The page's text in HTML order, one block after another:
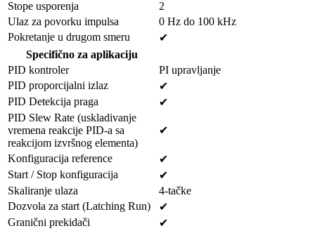
Stope usporenja
2
Ulaz za povorku impulsa
0 Hz do 100 kHz
Pokretanje u drugom smeru
✔
Specifično za aplikaciju
PID kontroler
PI upravljanje
PID proporcijalni izlaz
✔
PID Detekcija praga
✔
PID Slew Rate (uskladivanje
vremena reakcije PID-a sa
reakcijom izvršnog elementa)
✔
Konfiguracija reference
✔
Start / Stop konfiguracija
✔
Skaliranje ulaza
4-tačke
Dozvola za start (Latching Run)
✔
Granični prekidači
✔